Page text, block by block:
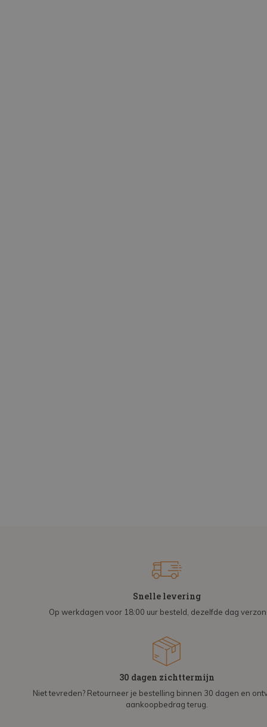
Snelle levering
Op werkdagen voor 18:00 uur besteld, dezelfde dag
30 dagen zichttermijn
Niet tevreden? Retourneer je bestelling binnen 30 dagen en
aankoopbedrag terug.